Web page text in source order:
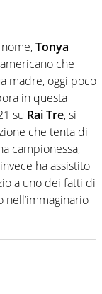
Tonya
che
madre, oggi poco
in questa
su Rai Tre, si
che tenta di
campionessa,
ha assistito
a uno dei fatti di
nell’immaginario